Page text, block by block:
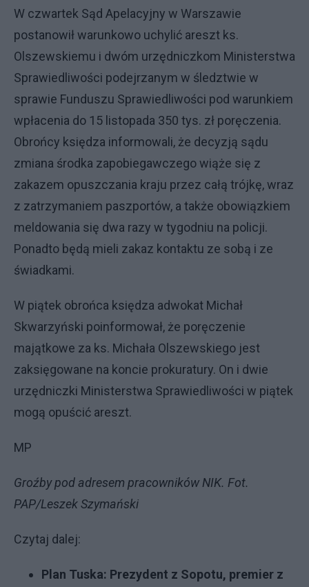
W czwartek Sąd Apelacyjny w Warszawie
postanowił warunkowo uchylić areszt ks.
Olszewskiemu i dwóm urzędniczkom Ministerstwa
Sprawiedliwości podejrzanym w śledztwie w
sprawie Funduszu Sprawiedliwości pod warunkiem
wpłacenia do 15 listopada 350 tys. zł poręczenia.
Obrońcy księdza informowali, że decyzją sądu
zmiana środka zapobiegawczego wiąże się z
zakazem opuszczania kraju przez całą trójkę, wraz
z zatrzymaniem paszportów, a także obowiązkiem
meldowania się dwa razy w tygodniu na policji.
Ponadto będą mieli zakaz kontaktu ze sobą i ze
świadkami.
W piątek obrońca księdza adwokat Michał
Skwarzyński poinformował, że poręczenie
majątkowe za ks. Michała Olszewskiego jest
zaksięgowane na koncie prokuratury. On i dwie
urzędniczki Ministerstwa Sprawiedliwości w piątek
mogą opuścić areszt.
MP
Groźby pod adresem pracowników NIK. Fot.
PAP/Leszek Szymański
Czytaj dalej:
Plan Tuska: Prezydent z Sopotu, premier z